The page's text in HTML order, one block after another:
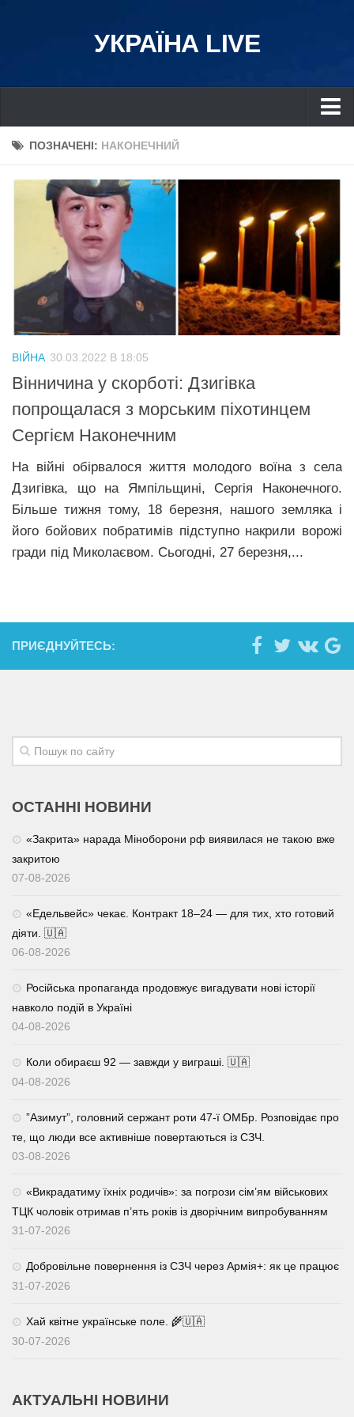
УКРАЇНА LIVE
Україна
Дніпро
Львів
Івано-Франківськ
Харків
Донбас
Схід
Прикарпаття
Економіка
Політика
Світ
Цікаво
Технології
Привітання
Здоров’я
Курйози
Культура
Шоу-біз
#Війна
ПОЗНАЧЕНІ: НАКОНЕЧНИЙ
ВІЙНА 30.03.2022 В 18:05
Вінничина у скорботі: Дзигівка
попрощалася з морським піхотинцем
Сергієм Наконечним
На війні обірвалося життя молодого воїна з села
Дзигівка, що на Ямпільщині, Сергія Наконечного.
Більше тижня тому, 18 березня, нашого земляка і
його бойових побратимів підступно накрили ворожі
гради під Миколаєвом. Сьогодні, 27 березня,...
ПРИЄДНУЙТЕСЬ:
ОСТАННІ НОВИНИ
«Закрита» нарада Міноборони рф виявилася не такою вже
закритою
07-08-2026
«Едельвейс» чекає. Контракт 18–24 — для тих, хто готовий
діяти. 🇺🇦
06-08-2026
Російська пропаганда продовжує вигадувати нові історії
навколо подій в Україні
04-08-2026
Коли обираєш 92 — завжди у виграші. 🇺🇦
04-08-2026
⁨”Азимут”, головний сержант роти 47-ї ОМБр. Розповідає про
те, що люди все активніше повертаються із СЗЧ.
03-08-2026
«Викрадатиму їхніх родичів»: за погрози сім’ям військових
ТЦК чоловік отримав п’ять років із дворічним випробуванням
31-07-2026
Добровільне повернення із СЗЧ через Армія+: як це працює
31-07-2026
Хай квітне українське поле. 🌾🇺🇦
30-07-2026
АКТУАЛЬНІ НОВИНИ